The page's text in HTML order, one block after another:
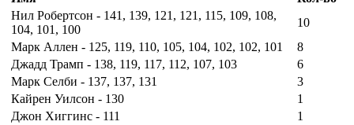
Нил Робертсон - 141, 139, 121, 121, 115, 109, 108,
104, 101, 100
10
Марк Аллен - 125, 119, 110, 105, 104, 102, 102, 101
8
Джадд Трамп - 138, 119, 117, 112, 107, 103
6
Марк Селби - 137, 137, 131
3
Кайрен Уилсон - 130
1
Джон Хиггинс - 111
1